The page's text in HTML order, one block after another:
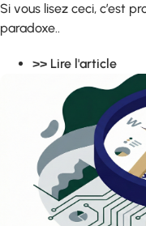
Si vous lisez ceci, c’est
paradoxe..
>> Lire l'article